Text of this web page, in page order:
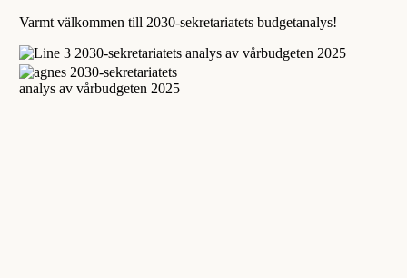
Varmt välkommen till 2030-sekretariatets budgetanalys!